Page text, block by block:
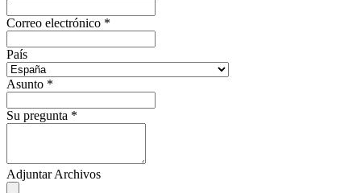
Correo electrónico *
País
Asunto *
Su pregunta *
Adjuntar Archivos